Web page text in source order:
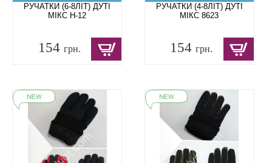
РУЧАТКИ (6-8ЛІТ) ДУТІ
МІКС H-12
154 грн.
РУЧАТКИ (4-8ЛІТ) ДУТІ
МІКС 8623
154грн.